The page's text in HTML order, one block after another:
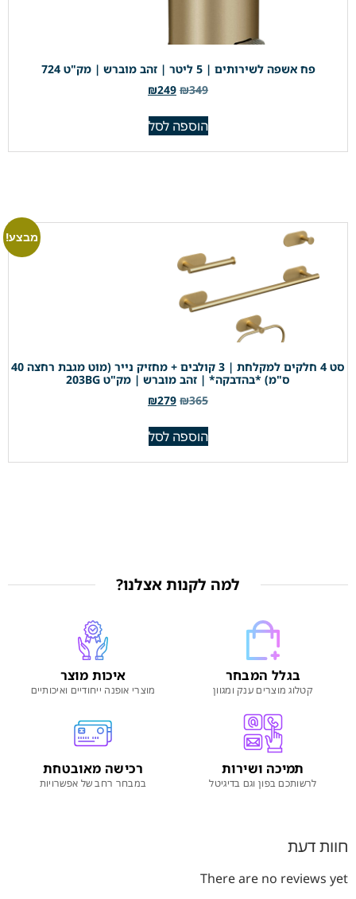
פח אשפה לשירותים | 5 ליטר | זהב מוברש | מק"ט 724
₪349
₪249
הוספה לסל
מבצע!
סט 4 חלקים למקלחת | 3 קולבים + מחזיק נייר (מוט מגבת רחצה 40
ס"מ) *בהדבקה* | זהב מוברש | מק"ט 203BG
₪365
₪279
הוספה לסל
למה לקנות אצלנו?
בגלל המבחר
קטלוג מוצרים ענק ומגוון
איכות מוצר
מוצרי אופנה ייחודיים ואיכותיים
תמיכה ושירות
לרשותכם בפון וגם בדיגיטל
רכישה מאובטחת
במבחר רחב של אפשרויות
חוות דעת
There are no reviews yet